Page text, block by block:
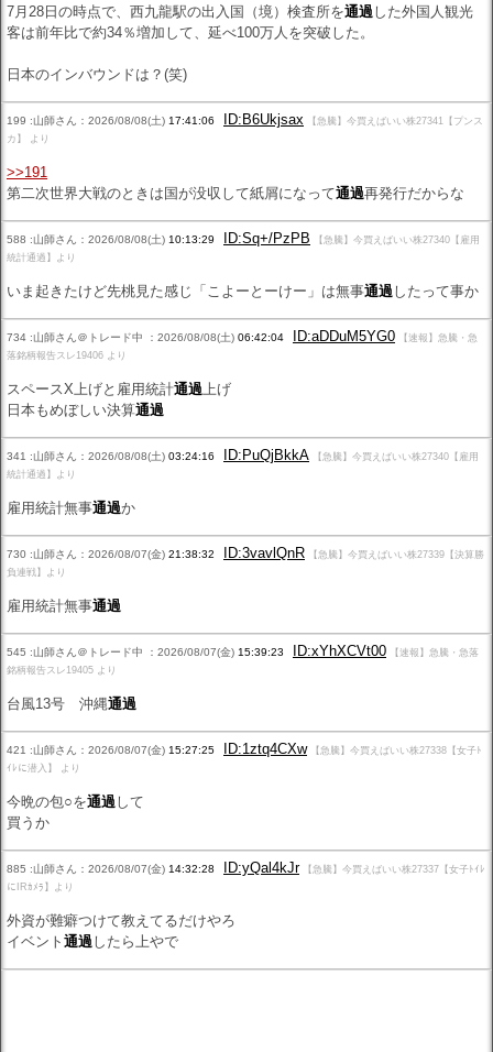
7月28日の時点で、西九龍駅の出入国（境）検査所を通過した外国人観光
客は前年比で約34％増加して、延べ100万人を突破した。
日本のインバウンドは？(笑)
199 :山師さん：2026/08/08(土) 17:41:06 ID:B6Ukjsax
【急騰】今買えばいい株27341【プンス
カ】 より
>>191
第二次世界大戦のときは国が没収して紙屑になって通過再発行だからな
588 :山師さん：2026/08/08(土) 10:13:29 ID:Sq+/PzPB
【急騰】今買えばいい株27340【雇用
統計通過】より
いま起きたけど先桃見た感じ「こよーとーけー」は無事通過したって事か
734 :山師さん＠トレード中 ：2026/08/08(土) 06:42:04 ID:aDDuM5YG0
【速報】急騰・急
落銘柄報告スレ19406 より
スペースX上げと雇用統計通過上げ
日本もめぼしい決算通過
341 :山師さん：2026/08/08(土) 03:24:16 ID:PuQjBkkA
【急騰】今買えばいい株27340【雇用
統計通過】より
雇用統計無事通過か
730 :山師さん：2026/08/07(金) 21:38:32 ID:3vavlQnR
【急騰】今買えばいい株27339【決算勝
負連戦】より
雇用統計無事通過
545 :山師さん＠トレード中 ：2026/08/07(金) 15:39:23 ID:xYhXCVt00
【速報】急騰・急落
銘柄報告スレ19405 より
台風13号 沖縄通過
421 :山師さん：2026/08/07(金) 15:27:25 ID:1ztq4CXw
【急騰】今買えばいい株27338【女子ﾄ
ｲﾚに潜入】 より
今晩の包○を通過して
買うか
885 :山師さん：2026/08/07(金) 14:32:28 ID:yQal4kJr
【急騰】今買えばいい株27337【女子ﾄｲﾚ
にIRｶﾒﾗ】より
外資が難癖つけて教えてるだけやろ
イベント 通過したら上やで